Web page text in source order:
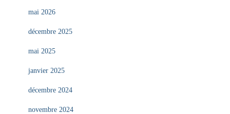
mai 2026
décembre 2025
mai 2025
janvier 2025
décembre 2024
novembre 2024